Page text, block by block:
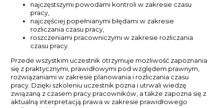
najczęstszymi powodami kontroli w zakresie czasu
pracy,
najczęściej popełnianymi błędami w zakresie
rozliczania czasu pracy,
roszczeniami pracowniczymi w zakresie rozliczania
czasu pracy.
Przede wszystkim uczestnik otrzymuje możliwość zapoznania
się z praktycznymi, prawidłowymi pod względem prawnym,
rozwiązaniami w zakresie planowania i rozliczania czasu
pracy. Dzięki szkoleniu uczestnik pozna i utrwali wiedzę
związaną z czasem pracy pracowników, a także zapozna się z
aktualną interpretacją prawa w zakresie prawidłowego